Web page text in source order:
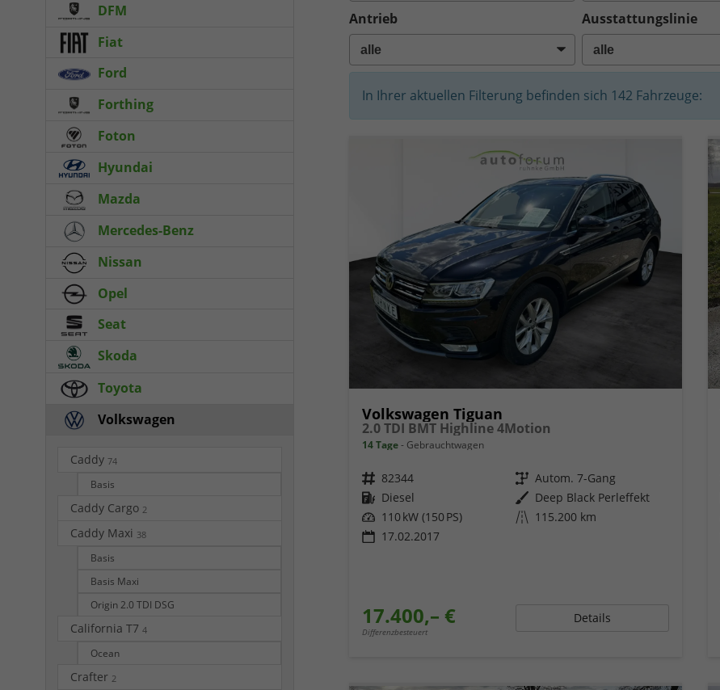
Antrieb Ausstattungslinie
In Ihrer aktuellen Filterung befinden sich 142 Fahrzeuge:
Volkswagen Tiguan
2.0 TDI BMT Highline 4Motion
14 Tage Gebrauchtwagen
Fahrzeugnr. 82344 Getriebe Autom. 7-Gang
Kraftstoff Diesel Außenfarbe Deep Black Perleffekt
Leistung 110 kW (150 PS) Kilometerstand 115.200 km
17.02.2017
17.400,– €
Differenzbesteuert
Details
DFM
Fiat
Ford
Forthing
Foton
Hyundai
Mazda
Mercedes-Benz
Nissan
Opel
Seat
Skoda
Toyota
Volkswagen
Caddy 74
Basis
Caddy Cargo 2
Caddy Maxi 38
Basis
Basis Maxi
Origin 2.0 TDI DSG
California T7 4
Ocean
Crafter 2